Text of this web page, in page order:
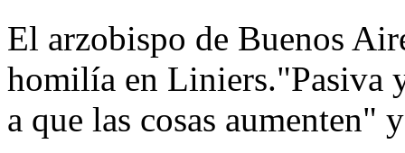
El arzobispo de Buenos
homilía en Liniers."Pasiva
a que las cosas aumenten"